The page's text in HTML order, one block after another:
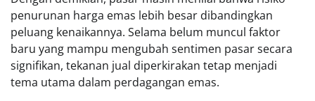
penurunan harga emas lebih besar dibandingkan
peluang kenaikannya. Selama belum muncul faktor
baru yang mampu mengubah sentimen pasar secara
signifikan, tekanan jual diperkirakan tetap menjadi
tema utama dalam perdagangan emas.